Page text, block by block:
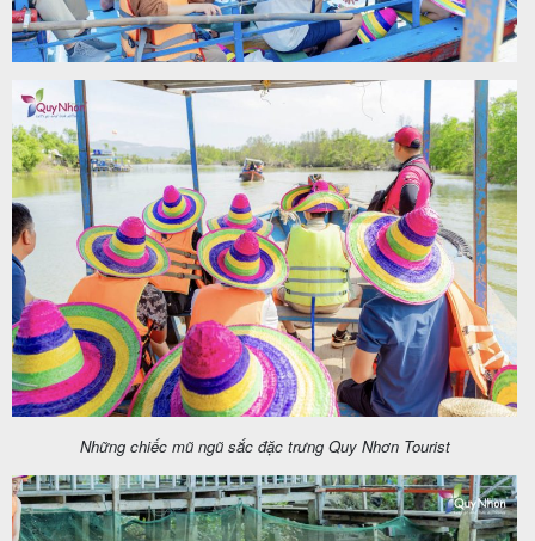
Những chiếc mũ ngũ sắc đặc trưng Quy Nhơn Tourist